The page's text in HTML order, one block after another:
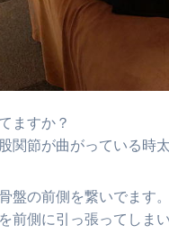
ますか？
関節が曲がっている時
盤の前側を繋いでます。
前側に引っ張ってしまい